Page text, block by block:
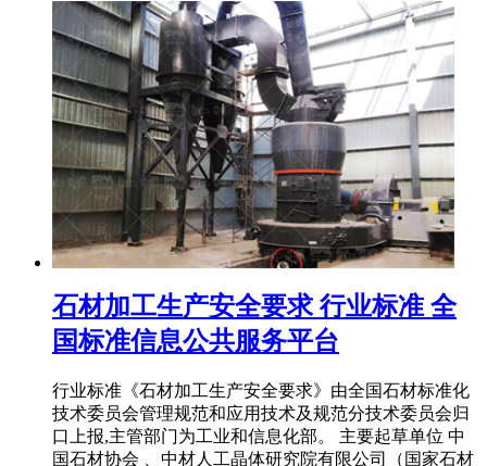
石材加工生产安全要求 行业标准 全
国标准信息公共服务平台
行业标准《石材加工生产安全要求》由全国石材标准化
技术委员会管理规范和应用技术及规范分技术委员会归
口上报,主管部门为工业和信息化部。 主要起草单位 中
国石材协会 、中材人工晶体研究院有限公司（国家石材